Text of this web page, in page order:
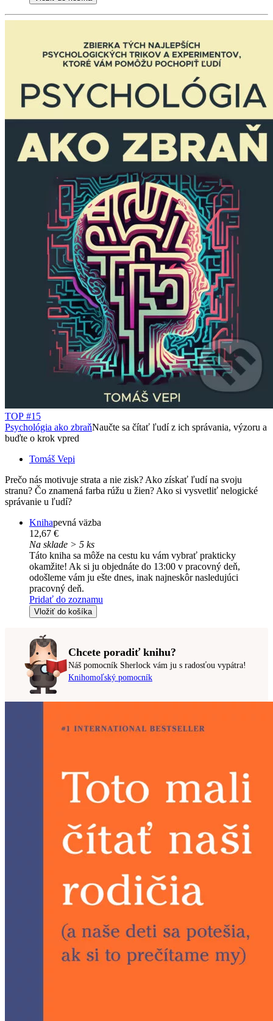
TOP #15
Psychológia ako zbraňNaučte sa čítať ľudí z ich správania, výzoru a
buďte o krok vpred
Tomáš Vepi
Prečo nás motivuje strata a nie zisk? Ako získať ľudí na svoju
stranu? Čo znamená farba rúžu u žien? Ako si vysvetliť nelogické
správanie u ľudí?
Knihapevná väzba
12,67 €
Na sklade > 5 ks
Táto kniha sa môže na cestu ku vám vybrať prakticky
okamžite! Ak si ju objednáte do 13:00 v pracovný deň,
odošleme vám ju ešte dnes, inak najneskôr nasledujúci
pracovný deň.
Pridať do zoznamu
Vložiť do košíka
Chcete poradiť knihu?
Náš pomocník Sherlock vám ju s radosťou vypátra!
Knihomoľský pomocník